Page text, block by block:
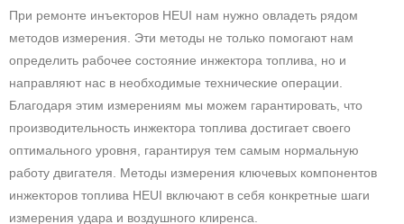
При ремонте инъекторов HEUI нам нужно овладеть рядом
методов измерения. Эти методы не только помогают нам
определить рабочее состояние инжектора топлива, но и
направляют нас в необходимые технические операции.
Благодаря этим измерениям мы можем гарантировать, что
производительность инжектора топлива достигает своего
оптимального уровня, гарантируя тем самым нормальную
работу двигателя. Методы измерения ключевых компонентов
инжекторов топлива HEUI включают в себя конкретные шаги
измерения удара и воздушного клиренса.